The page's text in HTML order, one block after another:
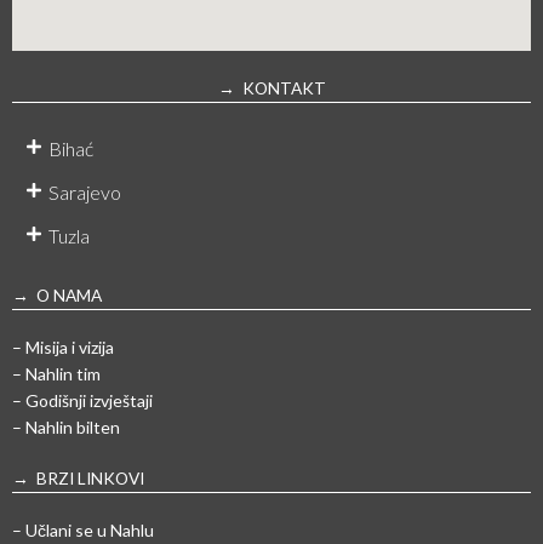
→ KONTAKT
Bihać
Sarajevo
Tuzla
→ O NAMA
– Misija i vizija
– Nahlin tim
– Godišnji izvještaji
– Nahlin bilten
→ BRZI LINKOVI
– Učlani se u Nahlu